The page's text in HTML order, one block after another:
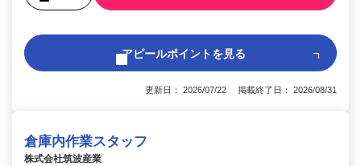
アピールポイントを見る
更新日： 2026/07/22 掲載終了日： 2026/08/31
倉庫内作業スタッフ
株式会社筑波産業